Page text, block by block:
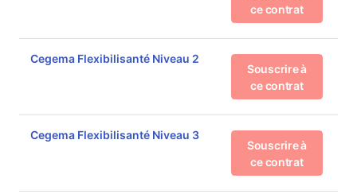
ce contrat
Cegema Flexibilisanté Niveau 2
Souscrire à
ce contrat
Cegema Flexibilisanté Niveau 3
Souscrire à
ce contrat